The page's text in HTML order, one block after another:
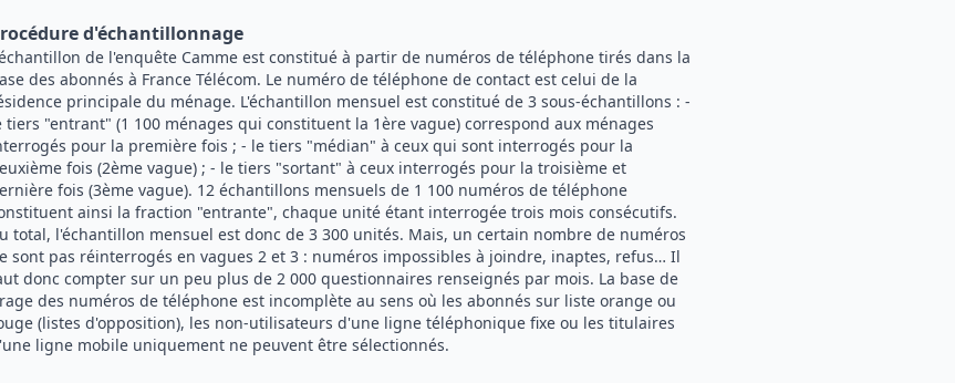
d'échantillonnage
de l'enquête Camme est constitué à partir de numéros de téléphone tirés dans la
des abonnés à France Télécom. Le numéro de téléphone de contact est celui de la
principale du ménage. L'échantillon mensuel est constitué de 3 sous-échantillons : -
tiers "entrant" (1 100 ménages qui constituent la 1ère vague) correspond aux ménages
pour la première fois ; - le tiers "médian" à ceux qui sont interrogés pour la
fois (2ème vague) ; - le tiers "sortant" à ceux interrogés pour la troisième et
fois (3ème vague). 12 échantillons mensuels de 1 100 numéros de téléphone
ainsi la fraction "entrante", chaque unité étant interrogée trois mois consécutifs.
total, l'échantillon mensuel est donc de 3 300 unités. Mais, un certain nombre de numéros
sont pas réinterrogés en vagues 2 et 3 : numéros impossibles à joindre, inaptes, refus… Il
donc compter sur un peu plus de 2 000 questionnaires renseignés par mois. La base de
des numéros de téléphone est incomplète au sens où les abonnés sur liste orange ou
(listes d'opposition), les non-utilisateurs d'une ligne téléphonique fixe ou les titulaires
ligne mobile uniquement ne peuvent être sélectionnés.